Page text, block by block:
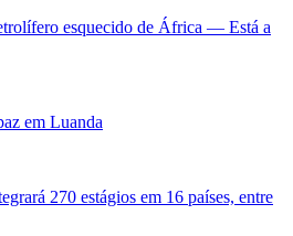
esquecido de África — Está a
em Luanda
270 estágios em 16 países, entre